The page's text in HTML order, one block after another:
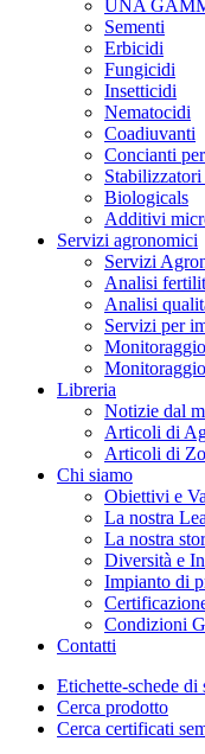
UNA
Sementi
Erbicidi
Fungicidi
Insetticidi
Nematocidi
Coadiuvanti
Concianti
Stabilizzatori
Biologicals
Additivi
Servizi agronomici
Servizi
Analisi
Analisi
Servizi per
Libreria
Notizie dal
Articoli di
Articoli di
Chi siamo
Obiettivi e
La nostra
La nostra
Diversità e
Impianto di
Condizioni
Contatti
Etichette-schede di
Cerca prodotto
Cerca certificati